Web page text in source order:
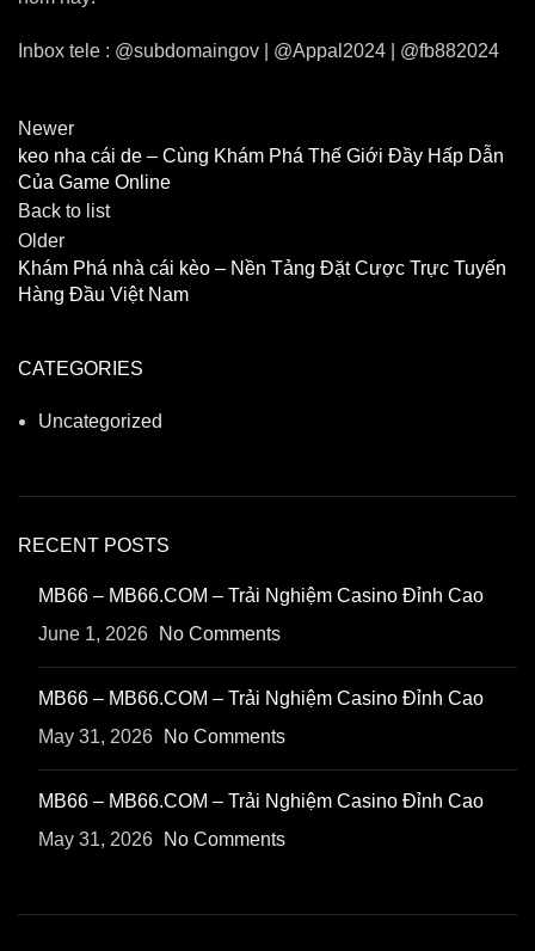
Inbox tele : @subdomaingov | @Appal2024 | @fb882024
Newer
keo nha cái de – Cùng Khám Phá Thế Giới Đầy Hấp Dẫn
Của Game Online
Back to list
Older
Khám Phá nhà cái kèo – Nền Tảng Đặt Cược Trực Tuyến
Hàng Đầu Việt Nam
CATEGORIES
Uncategorized
RECENT POSTS
MB66 – MB66.COM – Trải Nghiệm Casino Đỉnh Cao
June 1, 2026
No Comments
MB66 – MB66.COM – Trải Nghiệm Casino Đỉnh Cao
May 31, 2026
No Comments
MB66 – MB66.COM – Trải Nghiệm Casino Đỉnh Cao
May 31, 2026
No Comments